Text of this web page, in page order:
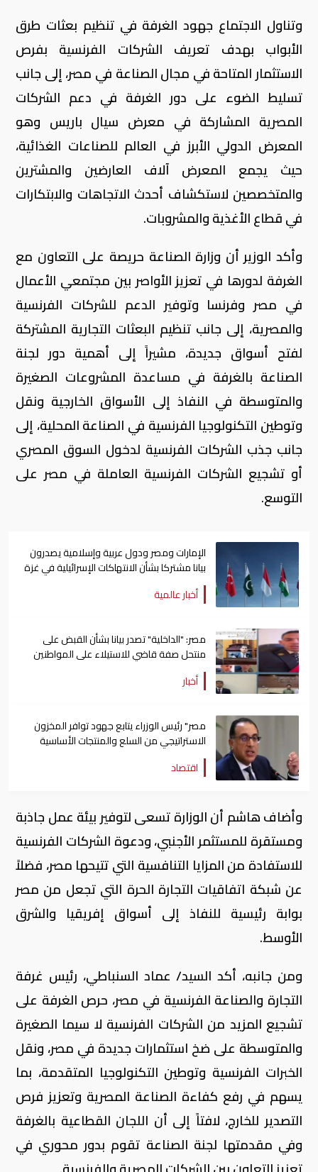
وتناول الاجتماع جهود الغرفة في تنظيم بعثات طرق
الأبواب بهدف تعريف الشركات الفرنسية بفرص
الاستثمار المتاحة في مجال الصناعة في مصر، إلى جانب
تسليط الضوء على دور الغرفة في دعم الشركات
المصرية المشاركة في معرض سيال باريس وهو
المعرض الدولي الأبرز في العالم للصناعات الغذائية،
حيث يجمع المعرض آلاف العارضين والمشترين
والمتخصصين لاستكشاف أحدث الاتجاهات والابتكارات
في قطاع الأغذية والمشروبات.
وأكد الوزير أن وزارة الصناعة حريصة على التعاون مع
الغرفة لدورها في تعزيز الأواصر بين مجتمعي الأعمال
في مصر وفرنسا وتوفير الدعم للشركات الفرنسية
والمصرية، إلى جانب تنظيم البعثات التجارية المشتركة
لفتح أسواق جديدة، مشيراً إلى أهمية دور لجنة
الصناعة بالغرفة في مساعدة المشروعات الصغيرة
والمتوسطة في النفاذ إلى الأسواق الخارجية ونقل
وتوطين التكنولوجيا الفرنسية في الصناعة المحلية، إلى
جانب جذب الشركات الفرنسية لدخول السوق المصري
أو تشجيع الشركات الفرنسية العاملة في مصر على
التوسع.
الإمارات ومصر ودول عربية وإسلامية يصدرون
بيانا مشتركا بشأن الانتهاكات الإسرائيلية في غزة
أخبار عالمية
مصر: "الداخلية" تصدر بيانا بشأن القبض على
منتحل صفة قاضي للاستيلاء على المواطنين
أخبار
مصر" رئيس الوزراء يتابع جهود توافر المخزون
الاستراتيجي من السلع والمنتجات الأساسية
اقتصاد
وأضاف هاشم أن الوزارة تسعى لتوفير بيئة عمل جاذبة
ومستقرة للمستثمر الأجنبي، ودعوة الشركات الفرنسية
للاستفادة من المزايا التنافسية التي تتيحها مصر، فضلاً
عن شبكة اتفاقيات التجارة الحرة التي تجعل من مصر
بوابة رئيسية للنفاذ إلى أسواق إفريقيا والشرق
الأوسط.
ومن جانبه، أكد السيد/ عماد السنباطي، رئيس غرفة
التجارة والصناعة الفرنسية في مصر، حرص الغرفة على
تشجيع المزيد من الشركات الفرنسية لا سيما الصغيرة
والمتوسطة على ضخ استثمارات جديدة في مصر، ونقل
الخبرات الفرنسية وتوطين التكنولوجيا المتقدمة، بما
يسهم في رفع كفاءة الصناعة المصرية وتعزيز فرص
التصدير للخارج، لافتاً إلى أن اللجان القطاعية بالغرفة
وفي مقدمتها لجنة الصناعة تقوم بدور محوري في